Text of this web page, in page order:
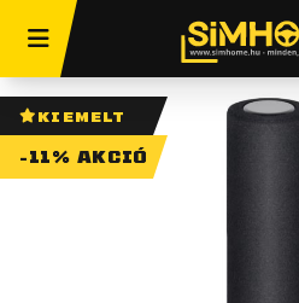
KIEMELT
-11% AKCIÓ